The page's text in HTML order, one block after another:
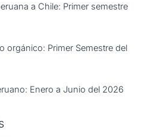
a Chile: Primer semestre
orgánico: Primer Semestre del
Enero a Junio del 2026